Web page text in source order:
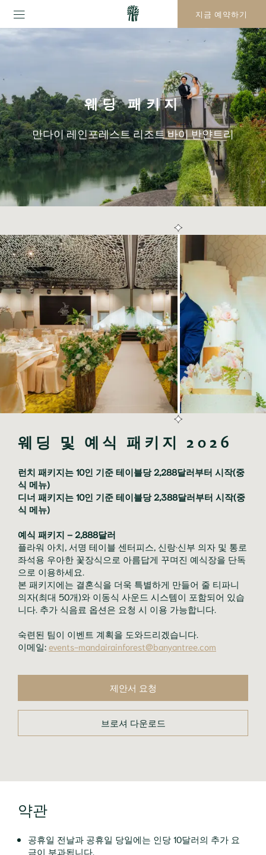
지금 예약하기
웨딩 패키지
만다이 레인포레스트 리조트 바이 반얀트리
웨딩 및 예식 패키지 2026
런치 패키지는 10인 기준 테이블당 2,288달러부터 시작(중
식 메뉴)
디너 패키지는 10인 기준 테이블당 2,388달러부터 시작(중
식 메뉴)
예식 패키지 – 2,888달러
플라워 아치, 서명 테이블 센터피스, 신랑·신부 의자 및 통로
좌석용 우아한 꽃장식으로 아름답게 꾸며진 예식장을 단독
으로 이용하세요.
본 패키지에는 결혼식을 더욱 특별하게 만들어 줄 티파니
의자(최대 50개)와 이동식 사운드 시스템이 포함되어 있습
니다. 추가 식음료 옵션은 요청 시 이용 가능합니다.
숙련된 팀이 이벤트 계획을 도와드리겠습니다.
이메일: events-mandairainforest@banyantree.com
제안서 요청
브로셔 다운로드
약관
공휴일 전날과 공휴일 당일에는 인당 10달러의 추가 요
금이 부과됩니다.